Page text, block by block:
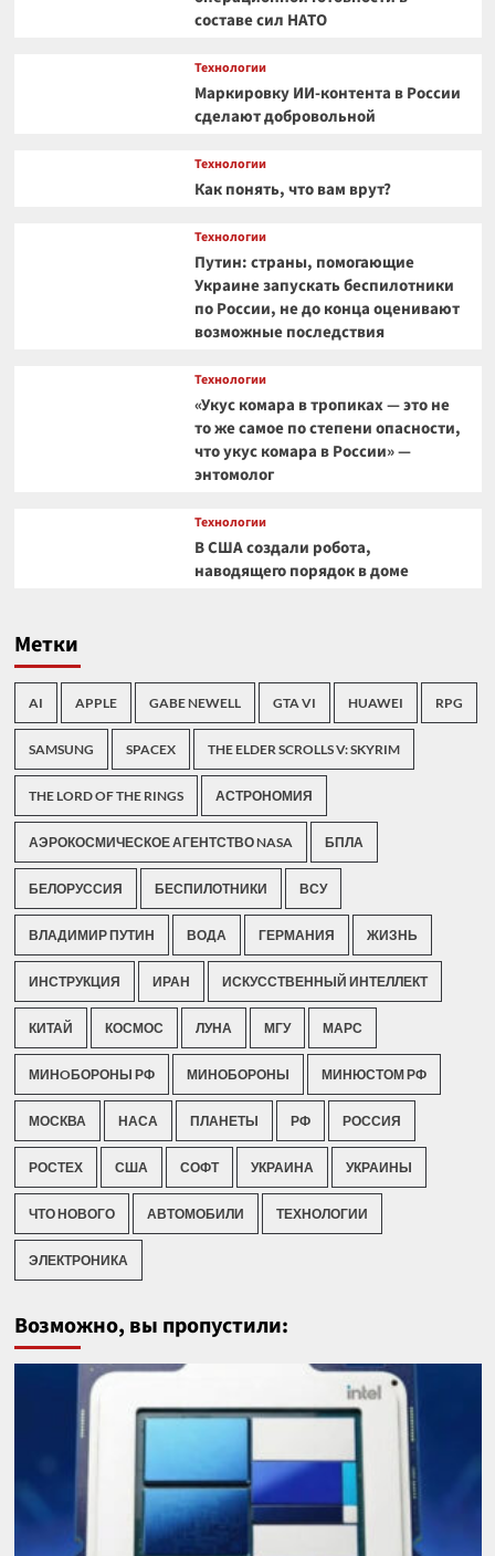
составе сил НАТО
Технологии
Маркировку ИИ-контента в России
сделают добровольной
Технологии
Как понять, что вам врут?
Технологии
Путин: страны, помогающие
Украине запускать беспилотники
по России, не до конца оценивают
возможные последствия
Технологии
«Укус комара в тропиках — это не
то же самое по степени опасности,
что укус комара в России» —
энтомолог
Технологии
В США создали робота,
наводящего порядок в доме
Метки
AI APPLE GABE NEWELL GTA VI HUAWEI RPG
SAMSUNG SPACEX THE ELDER SCROLLS V: SKYRIM
THE LORD OF THE RINGS АСТРОНОМИЯ
АЭРОКОСМИЧЕСКОЕ АГЕНТСТВО NASA БПЛА
БЕЛОРУССИЯ БЕСПИЛОТНИКИ ВСУ
ВЛАДИМИР ПУТИН ВОДА ГЕРМАНИЯ ЖИЗНЬ
ИНСТРУКЦИЯ ИРАН ИСКУССТВЕННЫЙ ИНТЕЛЛЕКТ
КИТАЙ КОСМОС ЛУНА МГУ МАРС
МИНOБОРОНЫ РФ МИНОБОРОНЫ МИНЮСТОМ РФ
МОСКВА НАСА ПЛАНЕТЫ РФ РОССИЯ
РОСТЕХ США СОФТ УКРАИНА УКРАИНЫ
ЧТО НОВОГО АВТОМОБИЛИ ТЕХНОЛОГИИ
ЭЛЕКТРОНИКА
Возможно, вы пропустили: